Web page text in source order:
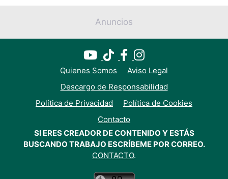
Anuncios
Quienes Somos
Aviso Legal
Descargo de Responsabilidad
Política de Privacidad
Política de Cookies
Contacto
SI ERES CREADOR DE CONTENIDO Y ESTÁS
BUSCANDO TRABAJO ESCRÍBEME POR CORREO.
CONTACTO.